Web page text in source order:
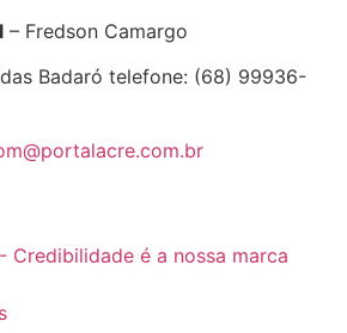
– Fredson Camargo
Badaró telefone: (68) 99936-